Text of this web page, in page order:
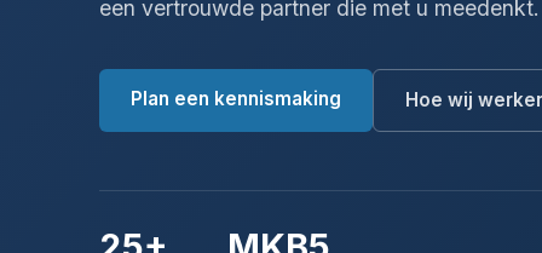
een vertrouwde partner die met u meedenkt.
Plan een kennismaking Hoe wij